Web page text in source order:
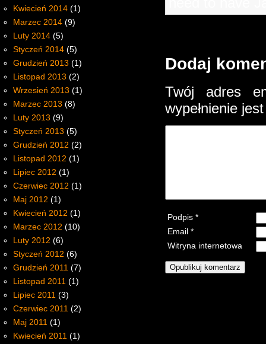
Kwiecień 2014 (1)
Marzec 2014 (9)
Luty 2014 (5)
Styczeń 2014 (5)
Grudzień 2013 (1)
Listopad 2013 (2)
Wrzesień 2013 (1)
Marzec 2013 (8)
Luty 2013 (9)
Styczeń 2013 (5)
Grudzień 2012 (2)
Listopad 2012 (1)
Lipiec 2012 (1)
Czerwiec 2012 (1)
Maj 2012 (1)
Kwiecień 2012 (1)
Marzec 2012 (10)
Luty 2012 (6)
Styczeń 2012 (6)
Grudzień 2011 (7)
Listopad 2011 (1)
Lipiec 2011 (3)
Czerwiec 2011 (2)
Maj 2011 (1)
Kwiecień 2011 (1)
Dodaj
Twój adres
wypełnienie
Podpis *
Email *
Witryna internetowa